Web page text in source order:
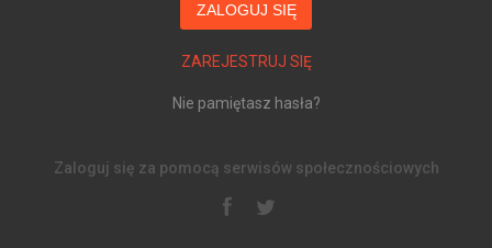
ZALOGUJ SIĘ
ZAREJESTRUJ SIĘ
Nie pamiętasz hasła?
Zaloguj się za pomocą serwisów społecznościowych